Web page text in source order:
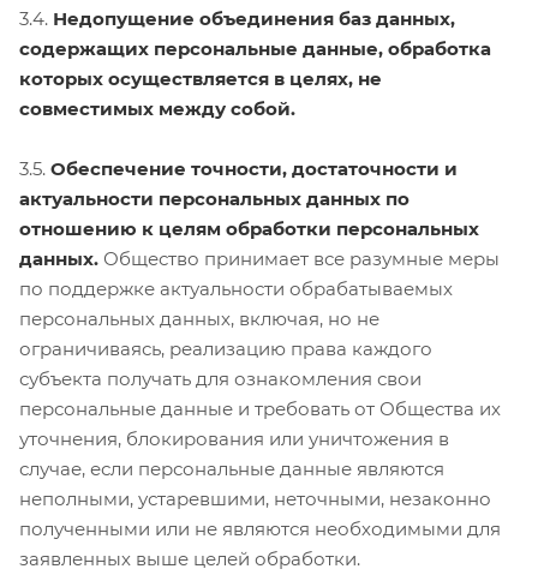
3.4. Недопущение объединения баз данных,
содержащих персональные данные, обработка
которых осуществляется в целях, не
совместимых между собой.
3.5. Обеспечение точности, достаточности и
актуальности персональных данных по
отношению к целям обработки персональных
данных. Общество принимает все разумные меры
по поддержке актуальности обрабатываемых
персональных данных, включая, но не
ограничиваясь, реализацию права каждого
субъекта получать для ознакомления свои
персональные данные и требовать от Общества их
уточнения, блокирования или уничтожения в
случае, если персональные данные являются
неполными, устаревшими, неточными, незаконно
полученными или не являются необходимыми для
заявленных выше целей обработки.